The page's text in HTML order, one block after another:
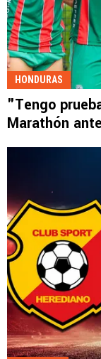
HONDURAS
"Tengo
Marathón